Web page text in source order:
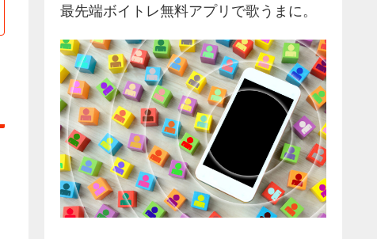
最先端ボイトレ無料アプリで歌うまに。